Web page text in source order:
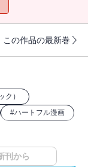
この作品の最新巻
ク）
#ハートフル漫画
刊から